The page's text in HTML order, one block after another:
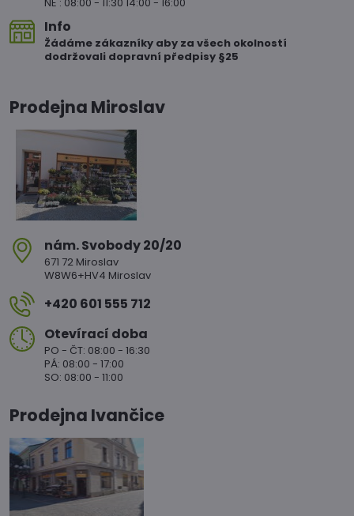
Info
Žádáme zákazníky aby za všech okolností
dodržovali dopravní předpisy §25
Prodejna Miroslav
nám​. Svobody 20/20
671 72 Miroslav
W8W6+HV4 Miroslav
+420 601 555 712
Otevírací doba
PO - ČT: 08:00 - 16:30
PÁ: 08:00 - 17:00
SO: 08:00 - 11:00
Prodejna Ivančice